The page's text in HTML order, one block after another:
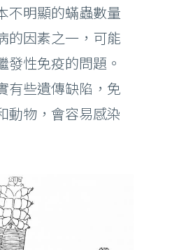
不明顯的蟎蟲數量
的因素之一，可能
發性免疫的問題。
有些遺傳缺陷，免
動物，會容易感染